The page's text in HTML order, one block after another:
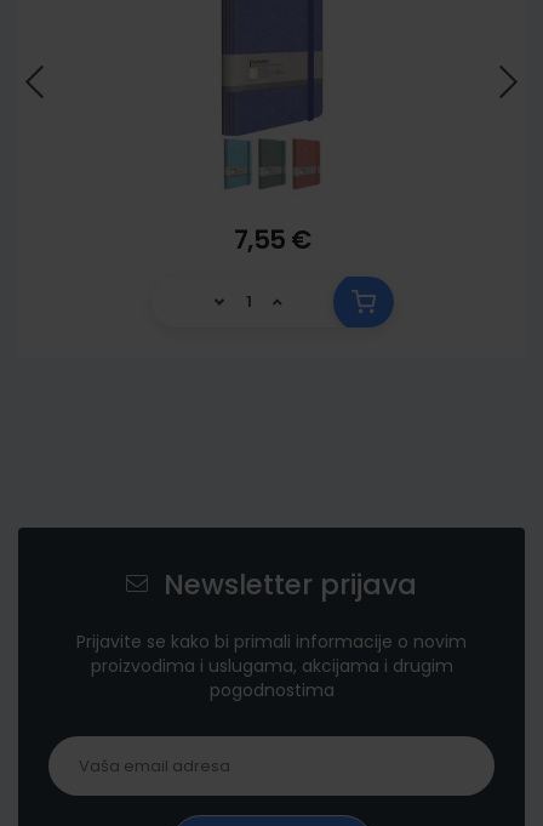
7,55 €
Newsletter prijava
Prijavite se kako bi primali informacije o novim
proizvodima i uslugama, akcijama i drugim
pogodnostima